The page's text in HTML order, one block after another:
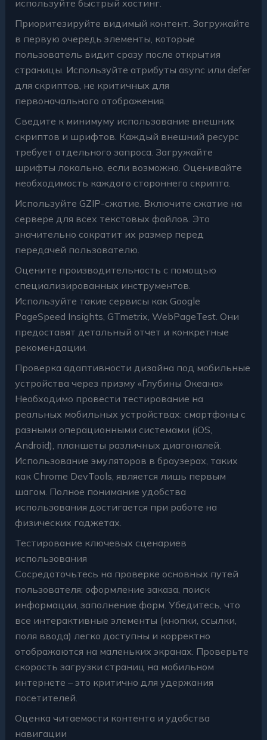
используйте быстрый хостинг.
Приоритезируйте видимый контент. Загружайте
в первую очередь элементы, которые
пользователь видит сразу после открытия
страницы. Используйте атрибуты async или defer
для скриптов, не критичных для
первоначального отображения.
Сведите к минимуму использование внешних
скриптов и шрифтов. Каждый внешний ресурс
требует отдельного запроса. Загружайте
шрифты локально, если возможно. Оценивайте
необходимость каждого стороннего скрипта.
Используйте GZIP-сжатие. Включите сжатие на
сервере для всех текстовых файлов. Это
значительно сократит их размер перед
передачей пользователю.
Оцените производительность с помощью
специализированных инструментов.
Используйте такие сервисы как Google
PageSpeed Insights, GTmetrix, WebPageTest. Они
предоставят детальный отчет и конкретные
рекомендации.
Проверка адаптивности дизайна под мобильные
устройства через призму «Глубины Океана»
Необходимо провести тестирование на
реальных мобильных устройствах: смартфоны с
разными операционными системами (iOS,
Android), планшеты различных диагоналей.
Использование эмуляторов в браузерах, таких
как Chrome DevTools, является лишь первым
шагом. Полное понимание удобства
использования достигается при работе на
физических гаджетах.
Тестирование ключевых сценариев
использования
Сосредоточьтесь на проверке основных путей
пользователя: оформление заказа, поиск
информации, заполнение форм. Убедитесь, что
все интерактивные элементы (кнопки, ссылки,
поля ввода) легко доступны и корректно
отображаются на маленьких экранах. Проверьте
скорость загрузки страниц на мобильном
интернете – это критично для удержания
посетителей.
Оценка читаемости контента и удобства
навигации